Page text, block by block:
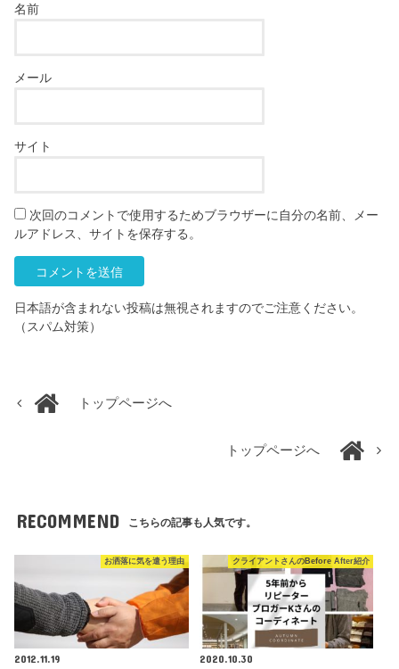
名前
メール
サイト
次回のコメントで使用するためブラウザーに自分の名前、メー
ルアドレス、サイトを保存する。
日本語が含まれない投稿は無視されますのでご注意ください。
（スパム対策）
トップページへ
トップページへ
RECOMMEND こちらの記事も人気です。
お洒落に気を遣う理由
2012.11.19
クライアントさんのBefore After紹介
2020.10.30